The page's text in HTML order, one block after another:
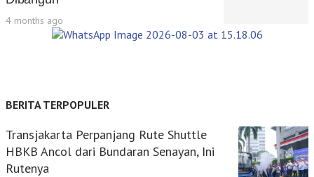
4 months ago
BERITA TERPOPULER
Transjakarta Perpanjang Rute Shuttle
HBKB Ancol dari Bundaran Senayan, Ini
Rutenya